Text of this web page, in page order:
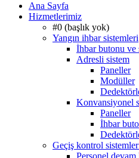
Ana Sayfa
Hizmetlerimiz
#0 (başlık yok)
Yangın ihbar sistemleri
İhbar butonu ve
Adresli sistem
Paneller
Modüller
Konvansiyonel
Paneller
İhbar
Geçiş kontrol